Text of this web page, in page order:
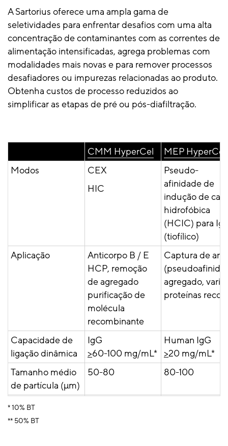
A Sartorius oferece uma ampla gama de
seletividades para enfrentar desafios com uma alta
concentração de contaminantes com as correntes de
alimentação intensificadas, agrega problemas com
modalidades mais novas e para remover processos
desafiadores ou impurezas relacionadas ao produto.
Obtenha custos de processo reduzidos ao
simplificar as etapas de pré ou pós-diafiltração.
CMM HyperCel
MEP HyperCel
Modos
CEX
HIC
Pseudo-
afinidade de
indução de
hidrofóbica
(HCIC) para
(tiofílico)
Aplicação
Anticorpo B / E
HCP, remoção
de agregado
purificação de
molécula
recombinante
Captura de
agregado,
proteínas
Capacidade de
ligação dinâmica
IgG
>60-100 mg/mL*
Human IgG
>20 mg/mL*
Tamanho médio
de partícula (µm)
50-80 80-100
* 10% BT
** 50% BT